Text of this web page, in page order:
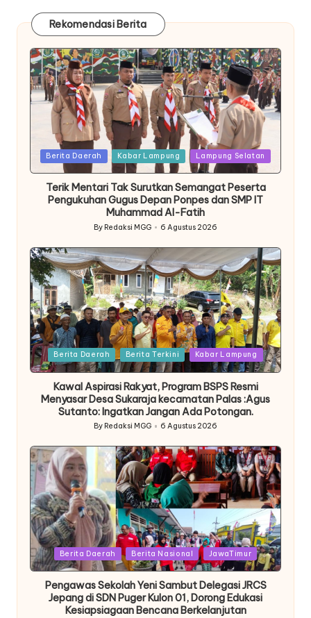
Rekomendasi Berita
Posted
Berita Daerah Kabar Lampung Lampung Selatan
Terik Mentari Tak Surutkan Semangat Peserta
Pengukuhan Gugus Depan Ponpes dan SMP IT
Muhammad Al-Fatih
Posted
By Redaksi MGG 6 Agustus 2026
Posted
in
Berita Daerah Berita Terkini Kabar Lampung
Kawal Aspirasi Rakyat, Program BSPS Resmi
Menyasar Desa Sukaraja kecamatan Palas :Agus
Sutanto: Ingatkan Jangan Ada Potongan.
Posted
by
By Redaksi MGG 6 Agustus 2026
Posted
in
Berita Daerah Berita Nasional JawaTimur
Pengawas Sekolah Yeni Sambut Delegasi JRCS
Jepang di SDN Puger Kulon 01, Dorong Edukasi
Kesiapsiagaan Bencana Berkelanjutan